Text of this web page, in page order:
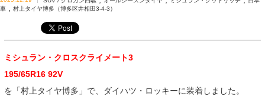
車
村上タイヤ博多（博多区井相田3-4-3）
ミシュラン・クロスクライメート3
195/65R16 92V
を「村上タイヤ博多」で、ダイハツ・ロッキーに装着しました。